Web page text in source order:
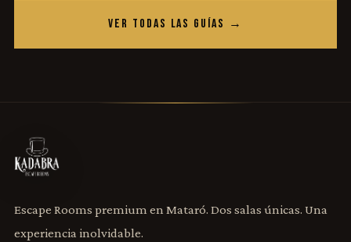
VER TODAS LAS GUÍAS →
Escape Rooms premium en Mataró. Dos salas únicas. Una
experiencia inolvidable.